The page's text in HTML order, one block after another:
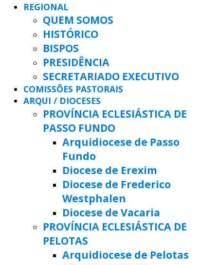
REGIONAL
QUEM SOMOS
HISTÓRICO
BISPOS
PRESIDÊNCIA
SECRETARIADO EXECUTIVO
COMISSÕES PASTORAIS
ARQUI / DIOCESES
PROVÍNCIA ECLESIÁSTICA DE
PASSO FUNDO
Arquidiocese de Passo
Fundo
Diocese de Erexim
Diocese de Frederico
Westphalen
Diocese de Vacaria
PROVÍNCIA ECLESIÁSTICA DE
PELOTAS
Arquidiocese de Pelotas